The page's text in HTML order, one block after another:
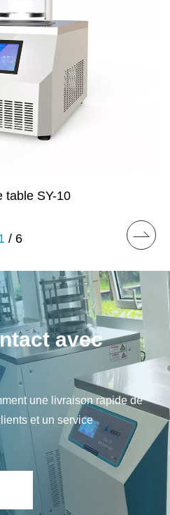
table SY-10
/ 6
avec
une livraison rapide de
et un service